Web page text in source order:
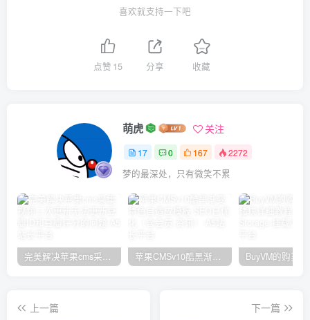
喜欢就支持一下吧
点赞 15 分享 收藏
萌虎 关注
17 0 167 2272
梦的最深处，只有微笑不累
完美解决苹果cms采集视频二次更新无法更新豆瓣ID和豆瓣评分的问题 苹果CMSv10酷黑渐变特色自适应模板,SEO已优化（含会员,资讯）
上一篇
下一篇